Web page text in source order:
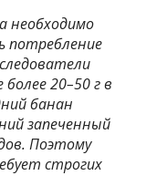
необходимо
потребление
более 20–50 г в
банан
запеченный
Поэтому
строгих